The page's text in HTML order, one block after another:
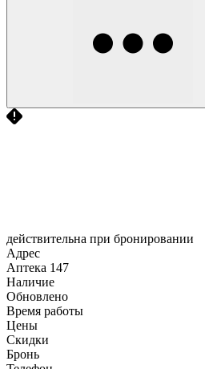
действительна при бронировании
Адрес
Аптека 147
Наличие
Обновлено
Время работы
Цены
Скидки
Бронь